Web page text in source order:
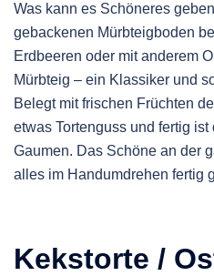
Was kann es Schöneres
gebackenen Mürbteigboden
Erdbeeren oder mit anderem
Mürbteig – ein Klassiker und
Belegt mit frischen Früchten
etwas Tortenguss und fertig ist
Gaumen. Das Schöne an der
alles im Handumdrehen fertig
Kekstorte /